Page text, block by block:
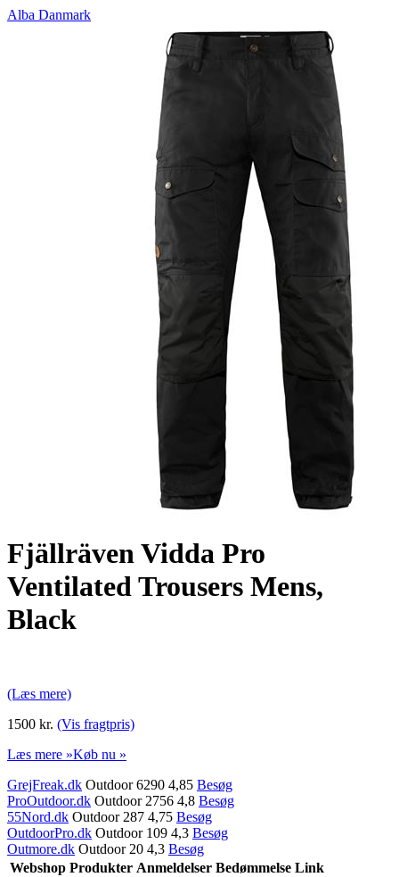
Alba Danmark
Fjällräven Vidda Pro
Ventilated Trousers Mens,
Black
(Læs mere)
1500 kr. (Vis fragtpris)
Læs mere »Køb nu »
GrejFreak.dk Outdoor 6290 4,85 Besøg
ProOutdoor.dk Outdoor 2756 4,8 Besøg
55Nord.dk Outdoor 287 4,75 Besøg
OutdoorPro.dk Outdoor 109 4,3 Besøg
Outmore.dk Outdoor 20 4,3 Besøg
Webshop Produkter Anmeldelser Bedømmelse Link